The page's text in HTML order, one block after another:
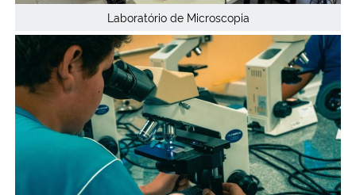
Laboratório de Microscopia